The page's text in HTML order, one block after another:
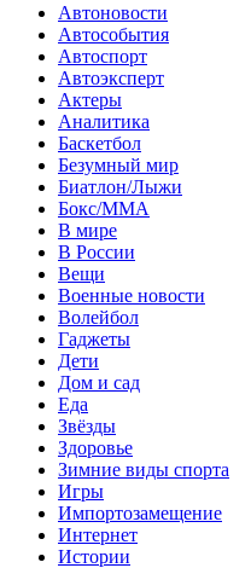
Автоновости
Автособытия
Автоспорт
Автоэксперт
Актеры
Аналитика
Баскетбол
Безумный мир
Биатлон/Лыжи
Бокс/MMA
В мире
В России
Вещи
Военные новости
Волейбол
Гаджеты
Дети
Дом и сад
Еда
Звёзды
Здоровье
Зимние виды спорта
Игры
Импортозамещение
Интернет
Истории